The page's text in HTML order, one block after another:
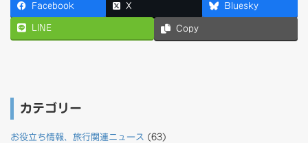
Facebook X Bluesky
LINE Copy
カテゴリー
お役立ち情報、旅行関連ニュース (63)